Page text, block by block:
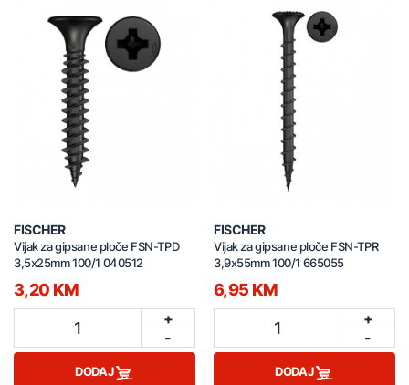
FISCHER
Vijak za gipsane ploče FSN-TPD
3,5x25mm 100/1 040512
3,20 KM
1
+
-
DODAJ
FISCHER
Vijak za gipsane ploče FSN-TPR
3,9x55mm 100/1 665055
6,95 KM
1
+
-
DODAJ